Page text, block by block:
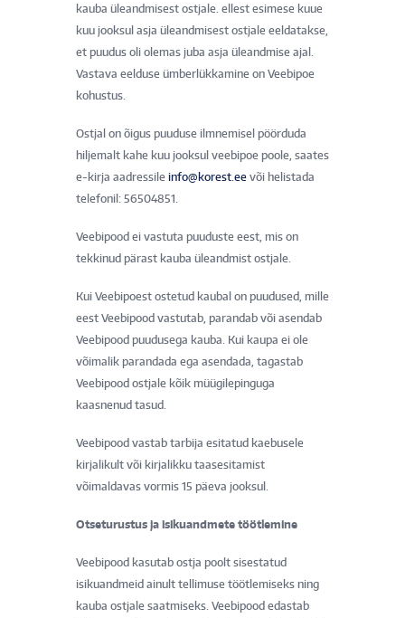
kauba üleandmisest ostjale. ellest esimese kuue
kuu jooksul asja üleandmisest ostjale eeldatakse,
et puudus oli olemas juba asja üleandmise ajal.
Vastava eelduse ümberlükkamine on Veebipoe
kohustus.
Ostjal on õigus puuduse ilmnemisel pöörduda
hiljemalt kahe kuu jooksul veebipoe poole, saates
e-kirja aadressile info@korest.ee või helistada
telefonil: 56504851.
Veebipood ei vastuta puuduste eest, mis on
tekkinud pärast kauba üleandmist ostjale.
Kui Veebipoest ostetud kaubal on puudused, mille
eest Veebipood vastutab, parandab või asendab
Veebipood puudusega kauba. Kui kaupa ei ole
võimalik parandada ega asendada, tagastab
Veebipood ostjale kõik müügilepinguga
kaasnenud tasud.
Veebipood vastab tarbija esitatud kaebusele
kirjalikult või kirjalikku taasesitamist
võimaldavas vormis 15 päeva jooksul.
Otseturustus ja isikuandmete töötlemine
Veebipood kasutab ostja poolt sisestatud
isikuandmeid ainult tellimuse töötlemiseks ning
kauba ostjale saatmiseks. Veebipood edastab